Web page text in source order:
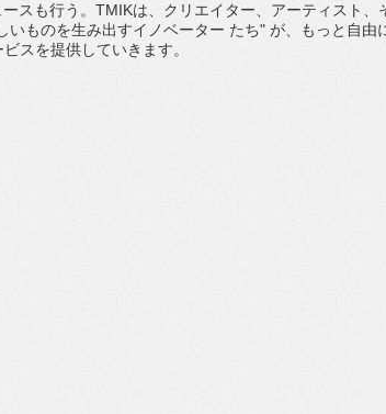
スも行う。TMIKは、 クリエイター、アーティスト、
いものを生み出すイノベーター たち" が、もっと自由
スを提供していきます。